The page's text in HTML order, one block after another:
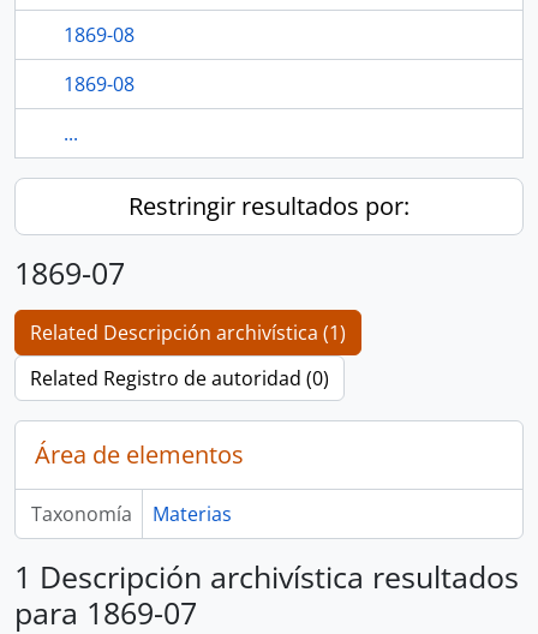
1869-08
1869-08
...
Restringir resultados por:
1869-07
Related Descripción archivística (1)
Related Registro de autoridad (0)
Área de elementos
Taxonomía Materias
1 Descripción archivística resultados
para 1869-07